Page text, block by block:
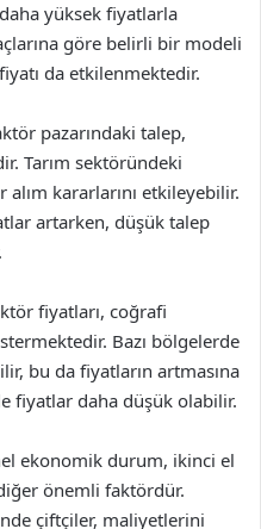
yüksek fiyatlarla
göre belirli bir modeli
da etkilenmektedir.
pazarındaki talep,
Tarım sektöründeki
kararlarını etkileyebilir.
artarken, düşük talep
fiyatları, coğrafi
Bazı bölgelerde
bu da fiyatların artmasına
fiyatlar daha düşük olabilir.
ekonomik durum, ikinci el
önemli faktördür.
çiftçiler, maliyetlerini